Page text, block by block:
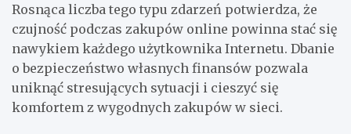
Rosnąca liczba tego typu zdarzeń potwierdza, że
czujność podczas zakupów online powinna stać się
nawykiem każdego użytkownika Internetu. Dbanie
o bezpieczeństwo własnych finansów pozwala
uniknąć stresujących sytuacji i cieszyć się
komfortem z wygodnych zakupów w sieci.